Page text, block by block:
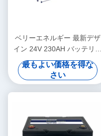
ベリーエネルギー 最新デザ
イン 24V 230AH バッテリー
医療用スクーターヨット用
最もよい価格を得な
さい